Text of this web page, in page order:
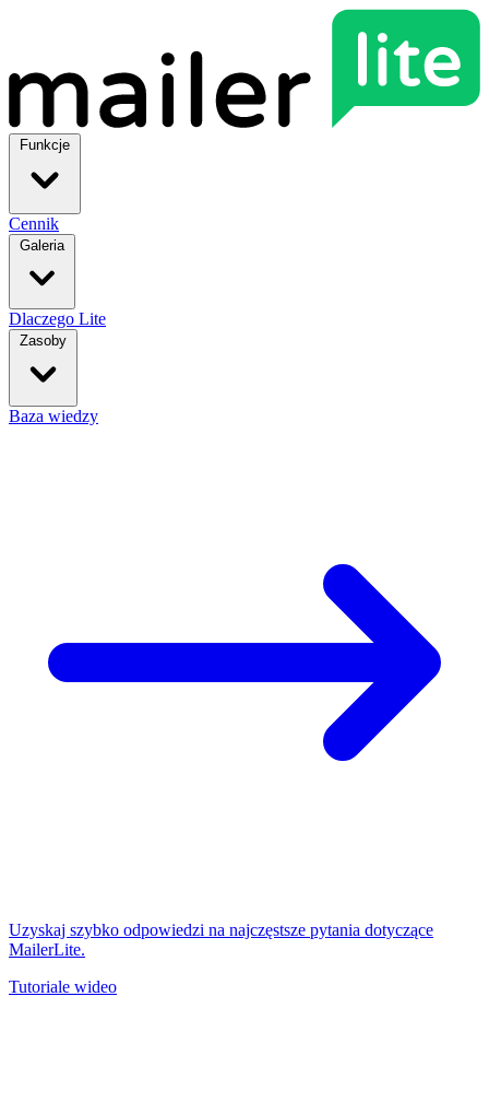
Funkcje
Cennik
Galeria
Dlaczego Lite
Zasoby
Baza wiedzy
Uzyskaj szybko odpowiedzi na najczęstsze pytania dotyczące
MailerLite.
Tutoriale wideo